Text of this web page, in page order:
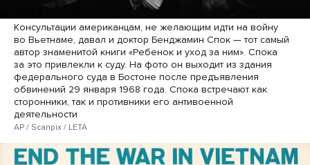
Консультации американцам, не желающим идти на войну
во Вьетнаме, давал и доктор Бенджамин Спок — тот самый
автор знаменитой книги «Ребенок и уход за ним». Спока
за это привлекли к суду. На фото он выходит из здания
федерального суда в Бостоне после предъявления
обвинений 29 января 1968 года. Спока встречают как
сторонники, так и противники его антивоенной
деятельности
AP / Scanpix / LETA